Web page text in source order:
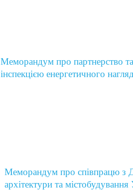
Меморандум про партнерство
інспекцією енергетичного
Меморандум про співпрацю з
архітектури та містобудування